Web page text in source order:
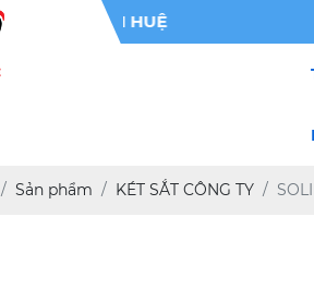
Sản phẩm KÉT SẮT CÔNG TY